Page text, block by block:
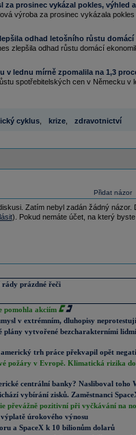
za prosinec vykázal pokles, výhled
výroba za prosinec vykázala pokles
odhad letošního růstu domácí
zlepšila odhad růstu domácí
v lednu mírně zpomalila na 1,3
spotřebitelských cen v Německu v
cyklus, krize, zdravotnictví
Přidat názor
Zatím nebyl zadán žádný názor.
). Pokud nemáte účet, na který
prázdné řeči
pomohla akciím
v extrémním, dluhopisy neprotestují
plány vytvořené bezcharakterními
americký trh práce překvapil opět
požáry v Evropě. Klimatická rizika
centrální banky? Nasliboval toho
vybírání zisků. Zaměstnanci
převážně pozitivní při vyčkávání na
úrokového výnosu
a SpaceX k 10 bilionům dolarů